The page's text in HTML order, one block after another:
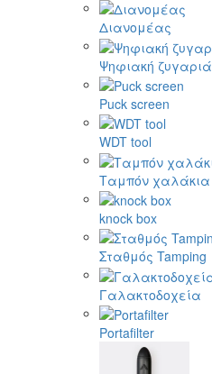
Διανομέας
Ψηφιακή ζυγαριά
Puck screen
WDT tool
Ταμπόν χαλάκια
knock box
Σταθμός Tamping
Γαλακτοδοχεία
Portafilter